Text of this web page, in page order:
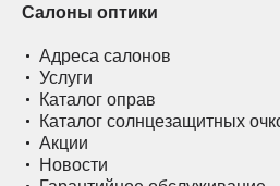
Салоны оптики
Адреса салонов
Услуги
Каталог оправ
Каталог солнцезащитных
Акции
Новости